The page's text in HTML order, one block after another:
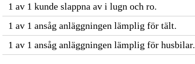
1 av 1 kunde slappna av i lugn och ro.
1 av 1 ansåg anläggningen lämplig för tält.
1 av 1 ansåg anläggningen lämplig för husbilar.